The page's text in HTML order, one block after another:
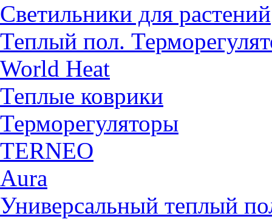
Светильники для растений
Теплый пол.
World Heat
Теплые коврики
Терморегуляторы
TERNEO
Aura
Универсальный теплый